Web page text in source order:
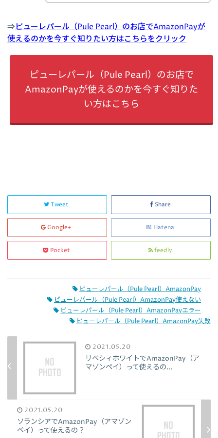
⇒ピューレパール（Pule Pearl）のお店でAmazonPayが
使えるのかを今すぐ知りたい方はこちらをクリック
ピューレパール（Pule Pearl）のお店で
AmazonPayが使えるのかを今すぐ知りた
い方はこちら
Tweet Share
Google+ Hatena
Pocket feedly
ピューレパール（Pule Pearl）AmazonPay
ピューレパール（Pule Pearl）AmazonPay使えない
ピューレパール（Pule Pearl）AmazonPayエラー
ピューレパール（Pule Pearl）AmazonPay失敗
2021.05.20
リベシィホワイトでAmazonPay（ア
マゾンペイ）って使えるの...
2021.05.20
ソランシアでAmazonPay（アマゾン
ペイ）って使えるの？